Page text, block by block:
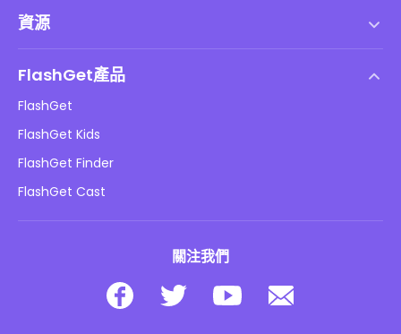
DMCA 政策
隱私政策
廣告政策
不要出售我的資訊
資源
部落格
兒童在線安全
下載
FlashGet產品
FlashGet
FlashGet Kids
FlashGet Finder
FlashGet Cast
關注我們